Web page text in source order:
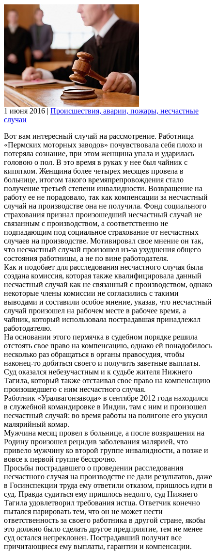
1 июня 2016 | Происшествия, аварии, пожары, несчастные
случаи
Вот вам интересный случай на рассмотрение. Работница
«Пермских моторных заводов» почувствовала себя плохо и
потеряла сознание, при этом женщина упала и ударилась
головою о пол. В это время в руках у нее был чайник с
кипятком. Женщина более четырех месяцев провела в
больнице, итогом такого времяпрепровождения стало
получение третьей степени инвалидности. Возвращение на
работу ее не порадовало, так как компенсации за несчастный
случай на производстве она не получила. Фонд социального
страхования признал произошедший несчастный случай не
связанным с производством, а соответственно не
подпадающим под социальное страхование от несчастных
случаев на производстве. Мотивировал свое мнение он так,
что несчастный случай произошел из-за ухудшения общего
состояния работницы, а не по вине работодателя.
Как и подобает для расследования несчастного случая была
создана комиссия, которая также квалифицировала данный
несчастный случай как не связанный с производством, однако
некоторые члены комиссии не согласились с такими
выводами и составили особое мнение, указав, что несчастный
случай произошел на рабочем месте в рабочее время, а
чайник, который использовала пострадавшая принадлежал
работодателю.
На основании этого пермячка в судебном порядке решила
отстоять свое право на компенсацию, однако ей понадобилось
несколько раз обращаться в органы правосудия, чтобы
наконец-то добиться своего и получить заветные выплаты.
Суд оказался небезучастным и к судьбе жителя Нижнего
Тагила, который также отстаивал свое право на компенсацию
произошедшего с ним несчастного случая.
Работник «Уралвагонзавода» в сентябре 2012 года находился
в служебной командировке в Индии, там с ним и произошел
несчастный случай: во время работы на полигоне его укусил
малярийный комар.
Мужчина месяц провел в больнице, а после возвращения на
Родину произошел рецидив заболевания малярией, что
привело мужчину ко второй группе инвалидности, а позже и
вовсе к первой группе бессрочно.
Просьбы пострадавшего о проведении расследования
несчастного случая на производстве не дали результатов, даже
в Госинспекции труда ему ответили отказом, пришлось идти в
суд. Правда судиться ему пришлось недолго, суд Нижнего
Тагила удовлетворил требования истца. Ответчик конечно
пытался парировать тем, что он не может нести
ответственность за своего работника в другой стране, якобы
это должно было сделать другое предприятие, тем не менее
суд остался непреклонен. Пострадавший получит все
причитающиеся ему выплаты, гарантии и компенсации.